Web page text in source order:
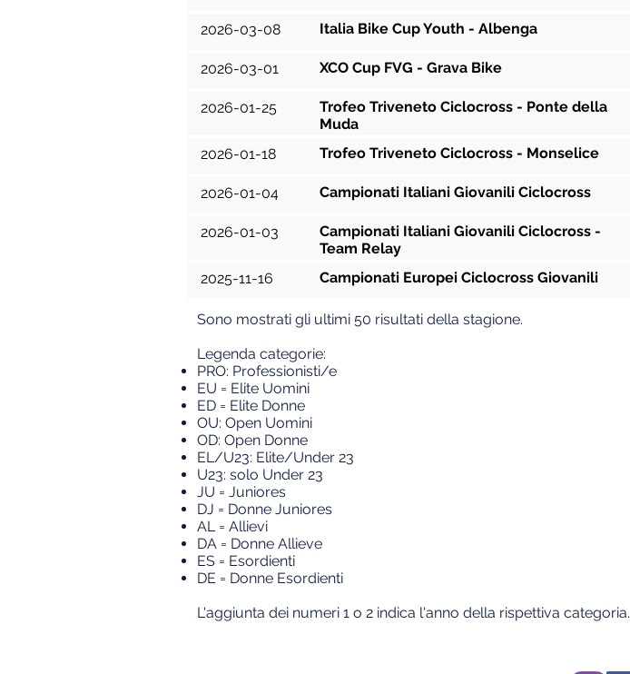
2026-03-08 Italia Bike Cup Youth - Albenga
2026-03-01 XCO Cup FVG - Grava Bike
2026-01-25
Trofeo Triveneto Ciclocross - Ponte della
Muda
2026-01-18 Trofeo Triveneto Ciclocross - Monselice
2026-01-04 Campionati Italiani Giovanili Ciclocross
2026-01-03
Campionati Italiani Giovanili Ciclocross -
Team Relay
2025-11-16 Campionati Europei Ciclocross Giovanili
Sono mostrati gli ultimi 50 risultati della stagione.
Legenda categorie:
PRO: Professionisti/e
EU = Elite Uomini
ED = Elite Donne
OU: Open Uomini
OD: Open Donne
EL/U23: Elite/Under 23
U23: solo Under 23
JU = Juniores
DJ = Donne Juniores
AL = Allievi
DA = Donne Allieve
ES = Esordienti
DE = Donne Esordienti
L'aggiunta dei numeri 1 o 2 indica l'anno della rispettiva categoria.